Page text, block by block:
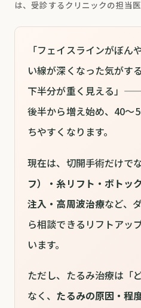
は、受診するクリニックの担当
「フェイスラインがぼ
い線が深くなった気がす
下半分が重く見える」
後半から増え始め、40〜
ちやすくなります。
現在は、切開手術だけでな
フ）・糸リフト・ボトッ
注入・高周波治療など、
ら相談できるリフトアッ
います。
ただし、たるみ治療は「
なく、 たるみの原因・程